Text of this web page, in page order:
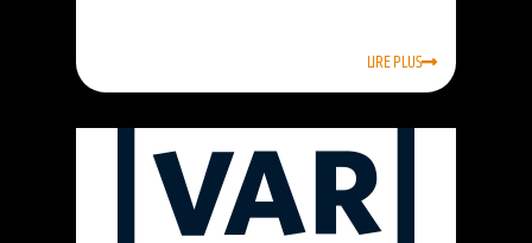
LIRE PLUS